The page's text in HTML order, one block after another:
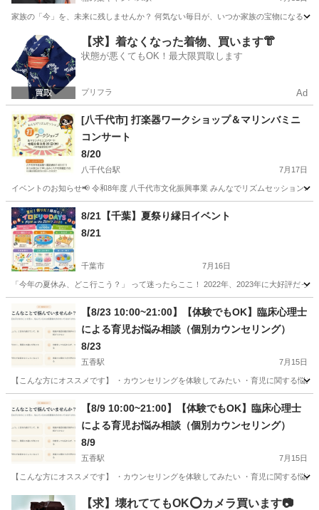
家族の「今」を、未来に残しませんか？ 何気ない毎日が、いつか家族の宝物になる
千葉 柏市 柏の葉キャンパス駅 育児 カメラマン
【求】着なくなった着物、買います👘
状態が悪くてもOK！最大限買取します
プリフラ Ad
[八千代市] 打楽器ワークショップ＆マリンバミニ
コンサート
8/20
八千代台駅 7月17日
イベントのお知らせ📢 令和8年度 八千代市文化振興事業 みんなでリズムセッショ
千葉 八千代市 八千代台駅 育児 打楽器
8/21【千葉】夏祭り縁日イベント
8/21
千葉市 7月16日
「今年の夏休み、どこ行こう？」 って迷ったらここ！ 2022年、2023年に大好評だ
千葉市
【8/23 10:00~21:00】【体験でもOK】臨床心理士
による育児お悩み相談（個別カウンセリング）
8/23
五香駅 7月15日
【こんな方にオススメです】 ・カウンセリングを体験してみたい ・育児に関する悩
松戸市 オンライン
【8/9 10:00~21:00】【体験でもOK】臨床心理士
による育児お悩み相談（個別カウンセリング）
8/9
五香駅 7月15日
【こんな方にオススメです】 ・カウンセリングを体験してみたい ・育児に関する悩
千葉 松戸市 五香駅 育児
【求】壊れててもOK⭕️カメラ買います📷